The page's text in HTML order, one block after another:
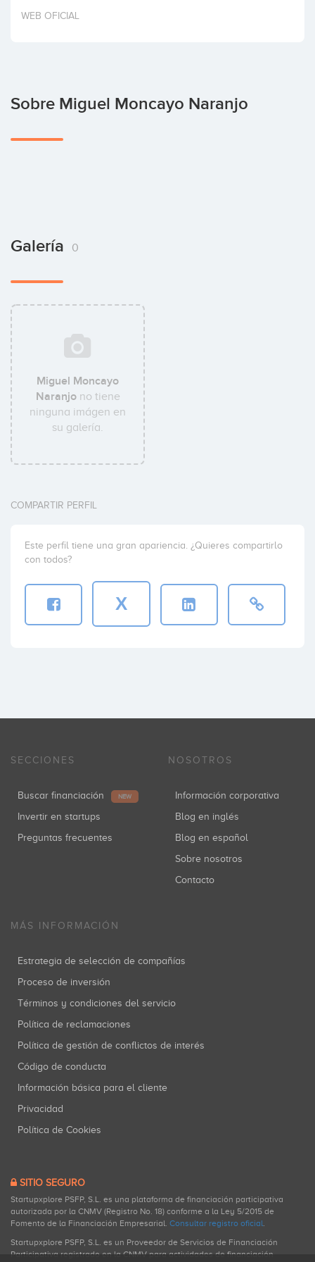
Invertir
WEB OFICIAL
Sobre Miguel Moncayo Naranjo
Galería 0
Miguel Moncayo
Naranjono tiene
ninguna imágen en
su galería.
COMPARTIR PERFIL
Este perfil tiene una gran apariencia. ¿Quieres compartirlo
con todos?
X
SECCIONES
Buscar financiación NEW
Invertir en startups
Preguntas frecuentes
NOSOTROS
Información corporativa
Blog en inglés
Blog en español
Sobre nosotros
Contacto
MÁS INFORMACIÓN
Estrategia de selección de compañías
Proceso de inversión
Términos y condiciones del servicio
Política de reclamaciones
Política de gestión de conflictos de interés
Código de conducta
Información básica para el cliente
Privacidad
Política de Cookies
SITIO SEGURO
Startupxplore PSFP, S.L. es una plataforma de financiación participativa
autorizada por la CNMV (Registro No. 18) conforme a la Ley 5/2015 de
Fomento de la Financiación Empresarial. Consultar registro oficial.
Startupxplore PSFP, S.L. es un Proveedor de Servicios de Financiación
Participativa registrado en la CNMV para actividades de financiación